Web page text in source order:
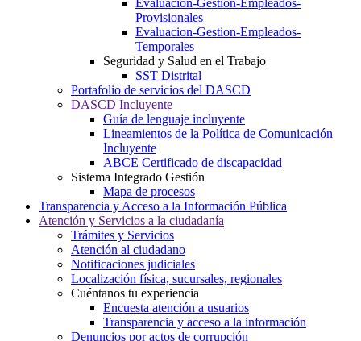
Evaluacion-Gestion-Empleados-
Provisionales
Evaluacion-Gestion-Empleados-
Temporales
Seguridad y Salud en el Trabajo
SST Distrital
Portafolio de servicios del DASCD
DASCD Incluyente
Guía de lenguaje incluyente
Lineamientos de la Política de Comunicación
Incluyente
ABCE Certificado de discapacidad
Sistema Integrado Gestión
Mapa de procesos
Transparencia y Acceso a la Información Pública
Atención y Servicios a la ciudadanía
Trámites y Servicios
Atención al ciudadano
Notificaciones judiciales
Localización física, sucursales, regionales
Cuéntanos tu experiencia
Encuesta atención a usuarios
Transparencia y acceso a la información
Denuncios por actos de corrupción